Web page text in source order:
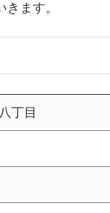
ます。
丁目